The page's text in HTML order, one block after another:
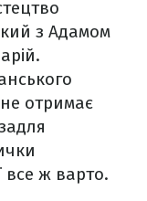
з Адамом
отримає
все ж варто.